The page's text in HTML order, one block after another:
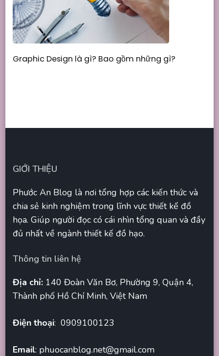
Graphic Design là gì? Bao gồm những gì?
GIỚI THIỆU
Phước An Blog là nơi tổng hợp các kiến thức và
chia sẻ kinh nghiệm trong lĩnh vực thiết kế đồ
họa. Giúp người đọc có cái nhìn tổng quan và đầy
đủ nhất về ngành thiết kế đồ hạo.
Thông tin liên hệ
Địa chỉ: 140 Đoàn Văn Bơ, Phường 9, Quận 4,
Thành phố Hồ Chí Minh, Việt Nam
Điện thoại: 0909100123
Email: phuocanblog.net@gmail.com